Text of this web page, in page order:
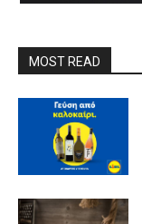
MOST READ